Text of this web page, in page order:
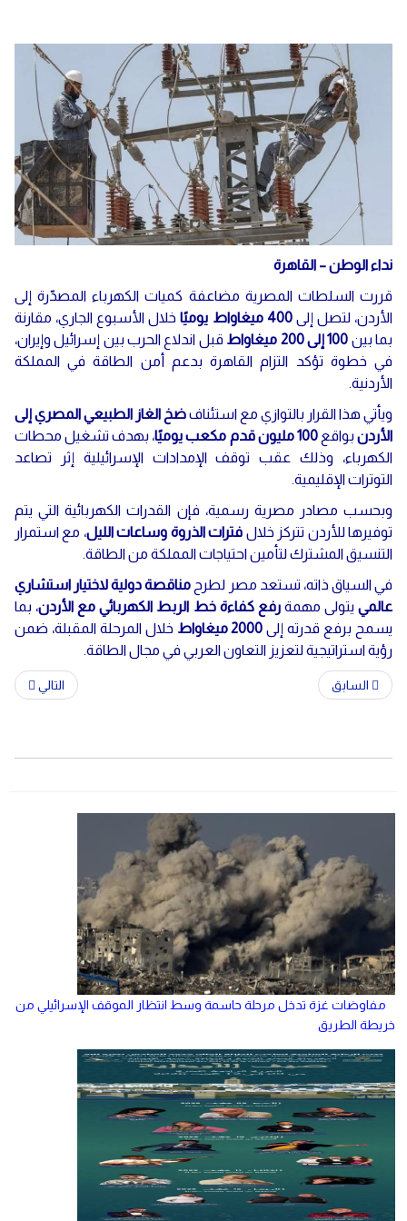
نداء الوطن – القاهرة
قررت السلطات المصرية مضاعفة كميات الكهرباء المصدّرة إلى
الأردن، لتصل إلى400 ميغاواط يوميًا
خلال الأسبوع الجاري، مقارنة
بما بين 100 إلى 200 ميغاواط
قبل اندلاع الحرب بين إسرائيل وإيران،
في خطوة تؤكد التزام القاهرة بدعم أمن الطاقة في المملكة
الأردنية.
ويأتي هذا القرار بالتوازي مع استئنافضخ الغاز الطبيعي المصري إلى
الأردنبواقع100 مليون قدم مكعب يوميًا
، بهدف تشغيل محطات
الكهرباء، وذلك عقب توقف الإمدادات الإسرائيلية إثر تصاعد
التوترات الإقليمية.
وبحسب مصادر مصرية رسمية، فإن القدرات الكهربائية التي يتم
توفيرها للأردن تتركز خلال فترات الذروة وساعات الليل، مع استمرار
التنسيق المشترك لتأمين احتياجات المملكة من الطاقة.
في السياق ذاته، تستعد مصر لطرح مناقصة دولية لاختيار استشاري
عالمييتولى مهمةرفع كفاءة خط الربط الكهربائي مع الأردن، بما
يسمح برفع قدرته إلى 2000 ميغاواط
خلال المرحلة المقبلة، ضمن
رؤية استراتيجية لتعزيز التعاون العربي في مجال الطاقة.
السابق التالي
مفاوضات غزة تدخل مرحلة حاسمة وسط انتظار الموقف الإسرائيلي من
خريطة الطريق